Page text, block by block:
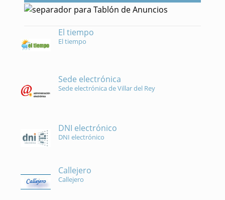
El tiempo
El tiempo
Sede electrónica
Sede electrónica de Villar del Rey
DNI electrónico
DNI electrónico
Callejero
Callejero